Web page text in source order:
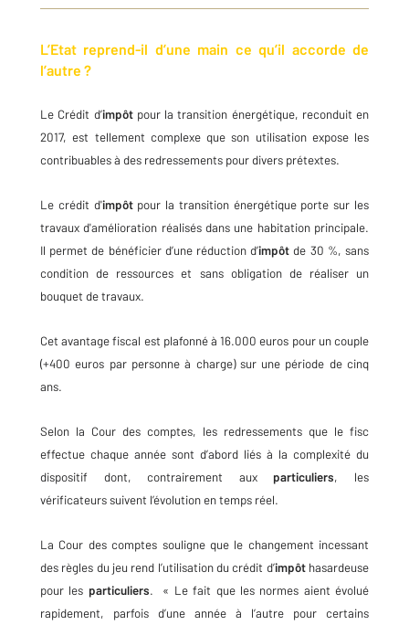
L’Etat reprend-il d’une main ce qu’il accorde de
l’autre ?
Le Crédit d’impôtpour la transition énergétique, reconduit en
2017, est tellement complexe que son utilisation expose les
contribuables à des redressements pour divers prétextes.
Le crédit d'impôtpour la transition énergétique porte sur les
travaux d'amélioration réalisés dans une habitation principale.
Il permet de bénéficier d’une réduction d’impôt de 30 %, sans
condition de ressources et sans obligation de réaliser un
bouquet de travaux.
Cet avantage fiscal est plafonné à 16.000 euros pour un couple
(+400 euros par personne à charge) sur une période de cinq
ans.
Selon la Cour des comptes, les redressements que le fisc
effectue chaque année sont d’abord liés à la complexité du
dispositif dont, contrairement auxparticuliers, les
vérificateurs suivent l’évolution en temps réel.
La Cour des comptes souligne que le changement incessant
des règles du jeu rend l’utilisation du crédit d’impôthasardeuse
pour les particuliers. « Le fait que les normes aient évolué
rapidement, parfois d’une année à l’autre pour certains